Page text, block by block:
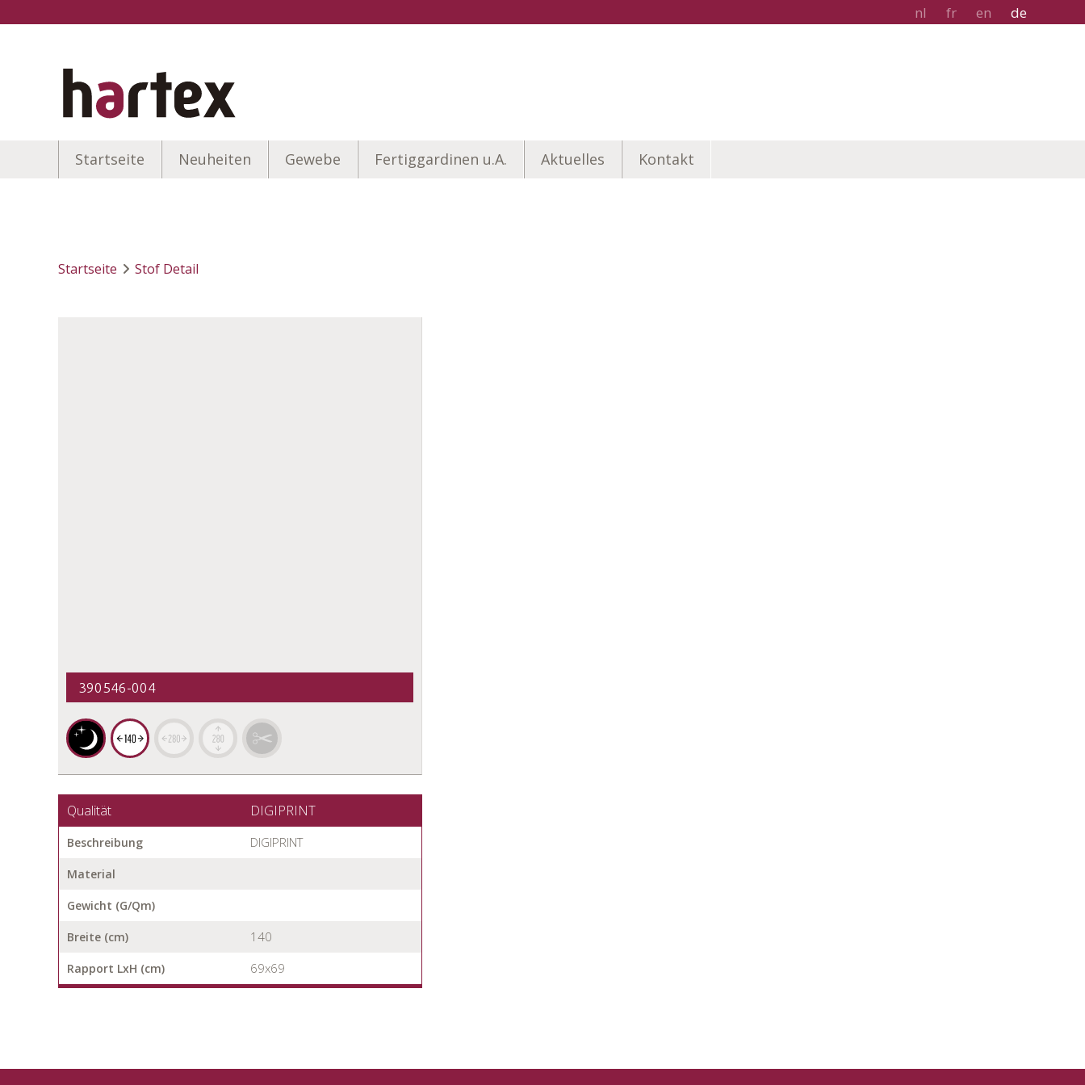
nl fr en de
Startseite Neuheiten Gewebe Fertiggardinen u.A. Aktuelles Kontakt
Startseite Stof Detail
390546-004
Qualität DIGIPRINT
Beschreibung DIGIPRINT
Material
Gewicht (G/Qm)
Breite (cm) 140
Rapport LxH (cm) 69x69